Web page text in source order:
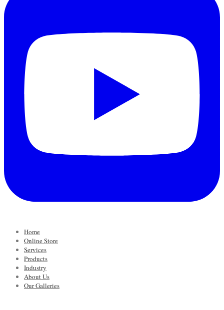
Home
Online Store
Services
Products
Industry
About Us
Our Galleries